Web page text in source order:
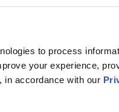
to process
your experience,
in accordance with our